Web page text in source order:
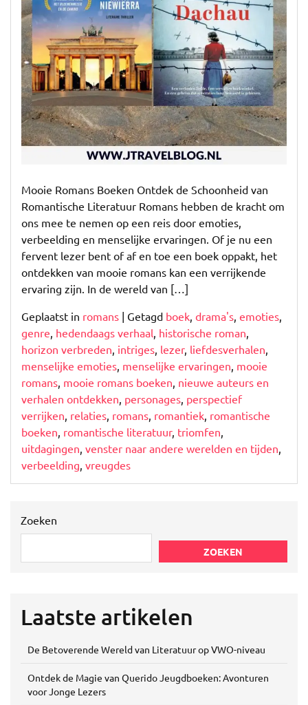
Mooie Romans Boeken Ontdek de Schoonheid van
Romantische Literatuur Romans hebben de kracht om
ons mee te nemen op een reis door emoties,
verbeelding en menselijke ervaringen. Of je nu een
fervent lezer bent of af en toe een boek oppakt, het
ontdekken van mooie romans kan een verrijkende
ervaring zijn. In de wereld van […]
Geplaatst in romans | Getagd boek drama's emoties
genre hedendaags verhaal historische roman
horizon verbreden intriges lezer, liefdesverhalen
menselijke emoties menselijke ervaringen mooie
romans mooie romans boeken nieuwe auteurs en
verhalen ontdekken personages perspectief
verrijken relaties romans romantiek romantische
boeken romantische literatuur, triomfen
uitdagingen venster naar andere werelden en tijden
verbeelding vreugdes
Zoeken
ZOEKEN
Laatste artikelen
De Betoverende Wereld van Literatuur op VWO-niveau
Ontdek de Magie van Querido Jeugdboeken: Avonturen
voor Jonge Lezers